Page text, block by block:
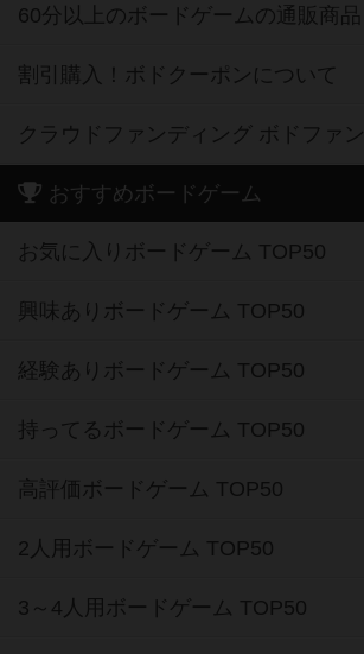
60分以上のボードゲームの通販商品
割引購入！ボドクーポンについて
クラウドファンディング ボドファン
おすすめボードゲーム
お気に入りボードゲーム TOP50
興味ありボードゲーム TOP50
経験ありボードゲーム TOP50
持ってるボードゲーム TOP50
高評価ボードゲーム TOP50
2人用ボードゲーム TOP50
3～4人用ボードゲーム TOP50